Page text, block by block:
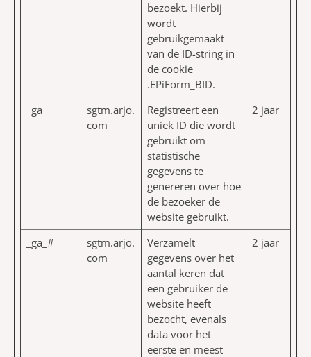
bezoekt. Hierbij
wordt
gebruikgemaakt
van de ID-string in
de cookie
.EPiForm_BID.
_ga
sgtm.arjo.
com
Registreert een
uniek ID die wordt
gebruikt om
statistische
gegevens te
genereren over hoe
de bezoeker de
website gebruikt.
2 jaar
_ga_#
sgtm.arjo.
com
Verzamelt
gegevens over het
aantal keren dat
een gebruiker de
website heeft
bezocht, evenals
data voor het
eerste en meest
2 jaar